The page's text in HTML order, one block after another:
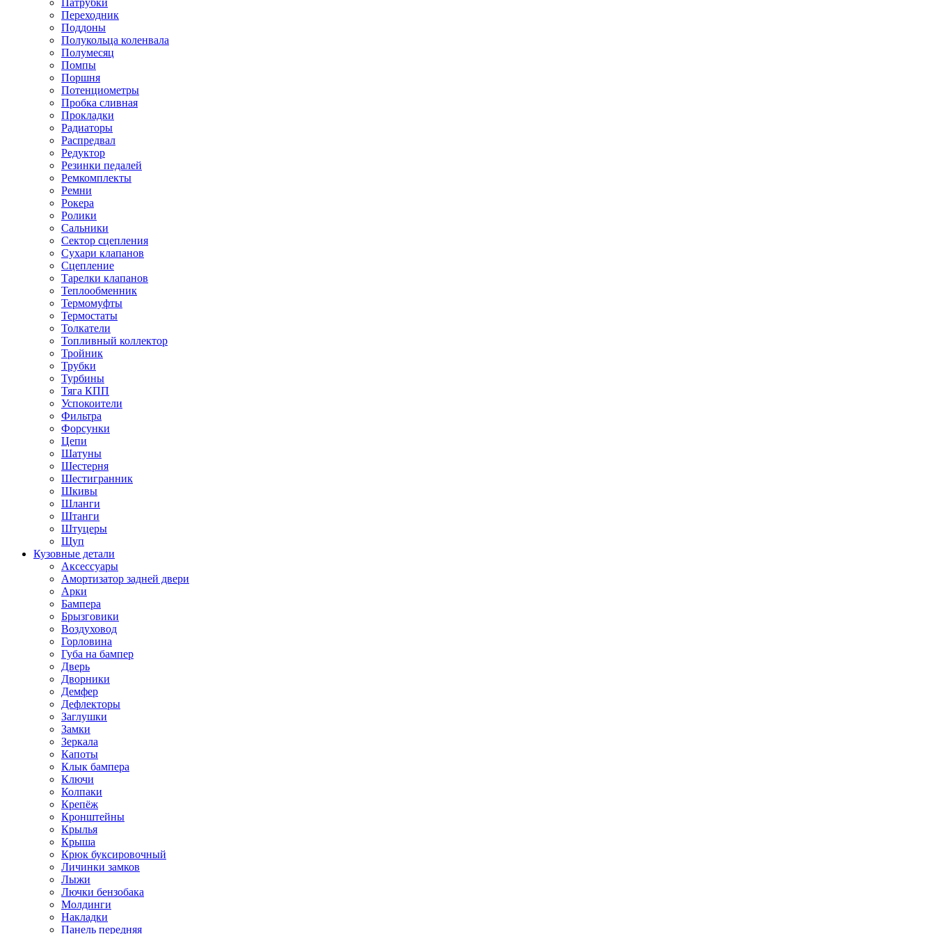
Патрубки
Переходник
Поддоны
Полукольца коленвала
Полумесяц
Помпы
Поршня
Потенциометры
Пробка сливная
Прокладки
Радиаторы
Распредвал
Редуктор
Резинки педалей
Ремкомплекты
Ремни
Рокера
Ролики
Сальники
Сектор сцепления
Сухари клапанов
Сцепление
Тарелки клапанов
Теплообменник
Термомуфты
Термостаты
Толкатели
Топливный коллектор
Тройник
Трубки
Турбины
Тяга КПП
Успокоители
Фильтра
Форсунки
Цепи
Шатуны
Шестерня
Шестигранник
Шкивы
Шланги
Штанги
Штуцеры
Щуп
Кузовные детали
Аксессуары
Амортизатор задней двери
Арки
Бампера
Брызговики
Воздуховод
Горловина
Губа на бампер
Дверь
Дворники
Демфер
Дефлекторы
Заглушки
Замки
Зеркала
Капоты
Клык бампера
Ключи
Колпаки
Крепёж
Кронштейны
Крылья
Крыша
Крюк буксировочный
Личинки замков
Лыжи
Лючки бензобака
Молдинги
Накладки
Панель передняя